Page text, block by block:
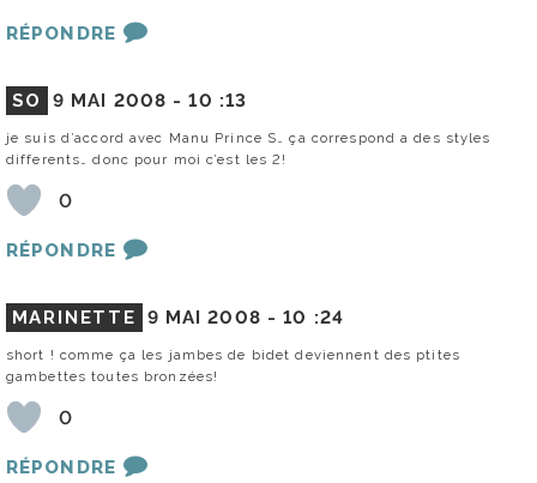
RÉPONDRE
SO 9 MAI 2008 -10 :13
je suis d’accord avec Manu Prince S… ça correspond a des styles
differents… donc pour moi c’est les 2!
0
RÉPONDRE
MARINETTE 9 MAI 2008 -10 :24
short ! comme ça les jambes de bidet deviennent des ptites
gambettes toutes bronzées!
0
RÉPONDRE